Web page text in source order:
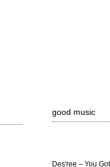
good music
Des'ree – You